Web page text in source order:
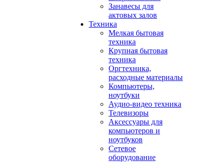
Занавесы для
актовых залов
Техника
Мелкая бытовая
техника
Крупная бытовая
техника
Оргтехника,
расходные материалы
Компьютеры,
ноутбуки
Аудио-видео техника
Телевизоры
Аксессуары для
компьютеров и
ноутбуков
Сетевое
оборудование